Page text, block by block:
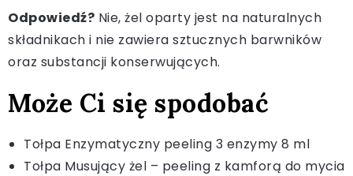
Odpowiedź? Nie, żel oparty jest na naturalnych
składnikach i nie zawiera sztucznych barwników
oraz substancji konserwujących.
Może Ci się spodobać
Tołpa Enzymatyczny peeling 3 enzymy 8 ml
Tołpa Musujący żel – peeling z kamforą do mycia